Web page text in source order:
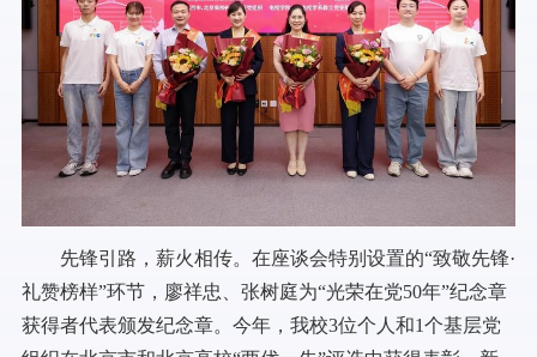
先锋引路，薪火相传。在座谈会特别设置的“致敬先锋·
礼赞榜样”环节，廖祥忠、张树庭为“光荣在党50年”纪念章
获得者代表颁发纪念章。今年，我校3位个人和1个基层党